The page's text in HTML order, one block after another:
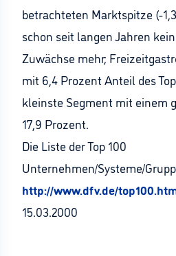
betrachteten Marktspitze (-
schon seit langen Jahren
Zuwächse mehr;
mit 6,4 Prozent Anteil des
kleinste Segment mit einem
17,9 Prozent.
Die Liste der Top 100
Unternehmen/Systeme/
http://www.dfv.de/
15.03.2000